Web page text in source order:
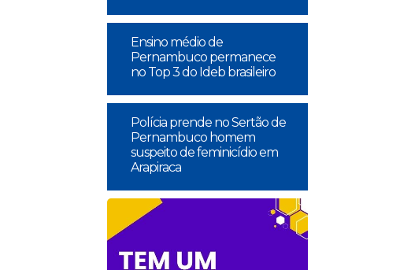
Ensino médio de
Pernambuco permanece
no Top 3 do Ideb brasileiro
Polícia prende no Sertão de
Pernambuco homem
suspeito de feminicídio em
Arapiraca